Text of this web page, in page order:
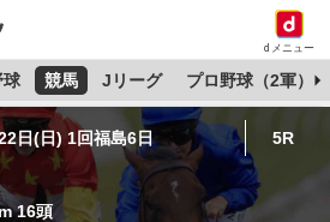
dメニュー
球 競馬 Jリーグ プロ野球（2軍）
日(日) 1回福島6日 5R
16頭